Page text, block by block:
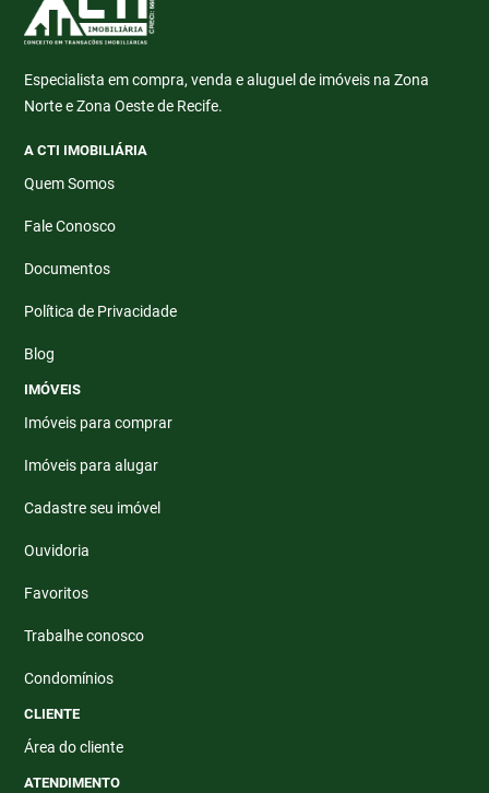
Especialista em compra, venda e aluguel de imóveis na Zona
Norte e Zona Oeste de Recife.
A CTI IMOBILIÁRIA
Quem Somos
Fale Conosco
Documentos
Política de Privacidade
Blog
IMÓVEIS
Imóveis para comprar
Imóveis para alugar
Cadastre seu imóvel
Ouvidoria
Favoritos
Trabalhe conosco
Condomínios
CLIENTE
Área do cliente
ATENDIMENTO